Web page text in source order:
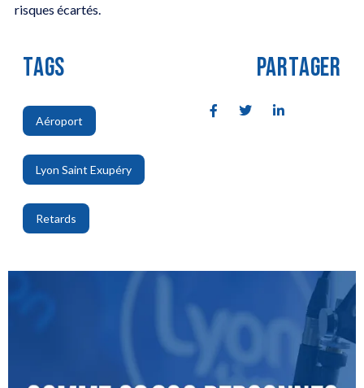
risques écartés.
TAGS
Aéroport
,
Lyon Saint Exupéry
,
Retards
PARTAGER